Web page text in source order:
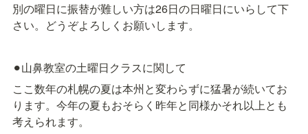
別の曜日に振替が難しい方は26日の日曜日にいらして下
さい。どうぞよろしくお願いします。
⚫︎山鼻教室の土曜日クラスに関して
ここ数年の札幌の夏は本州と変わらずに猛暑が続いてお
ります。今年の夏もおそらく昨年と同様かそれ以上とも
考えられます。